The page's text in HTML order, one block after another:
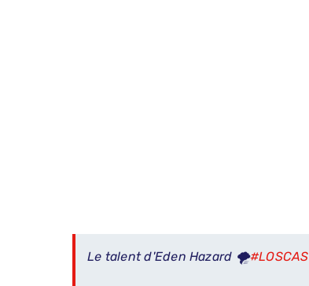
Le talent d'Eden Hazard 🌪️